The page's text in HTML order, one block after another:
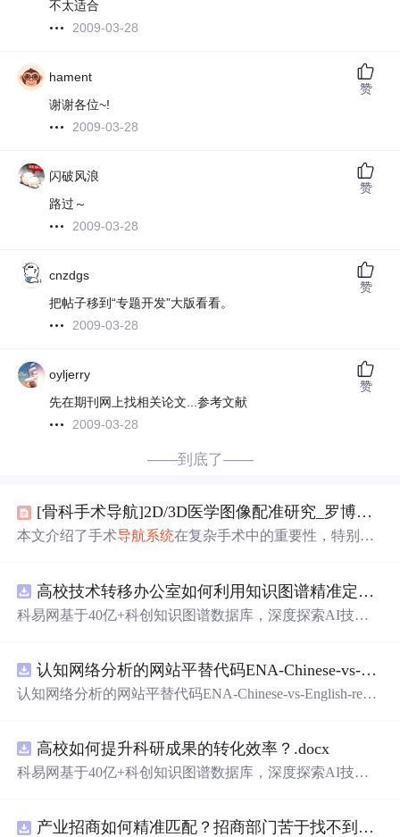
不太适合
2009-03-28
hament
谢谢各位~!
2009-03-28
赞
闪破风浪
路过～
2009-03-28
赞
cnzdgs
把帖子移到“专题开发”大版看看。
2009-03-28
赞
oyljerry
先在期刊网上找相关论文...参考文献
2009-03-28
赞
——到底了——
[骨科手术导航]2D/3D医学图像配准研究_罗博博_南方科技大学
本文介绍了手术导航系统在复杂手术中的重要性，特别是2
间变换、图像插值、相似性测度函数和优化。CUDA在加
速2D-3D医学图像配准中起关键作用，通过数字重建影像
高校技术转移办公室如何利用知识图谱精准定位产业需求与技术适配点？.docx
科易网基于40亿+科创知识图谱数据库，深度探索AI技术
新领域的AI+数智化解决方案，推动科技创新与产业创新
智能化发展。
认知网络分析的网站平替代码ENA-Chinese-vs-English-reproducible.zip
认知网络分析的网站平替代码ENA-Chinese-vs-English-repro
高校如何提升科研成果的转化效率？.docx
科易网基于40亿+科创知识图谱数据库，深度探索AI技术
新领域的AI+数智化解决方案，推动科技创新与产业创新产业招商如何精准匹配？招商部门苦于找不到符合产业链补链强链方向的目标企业怎么办？.docx